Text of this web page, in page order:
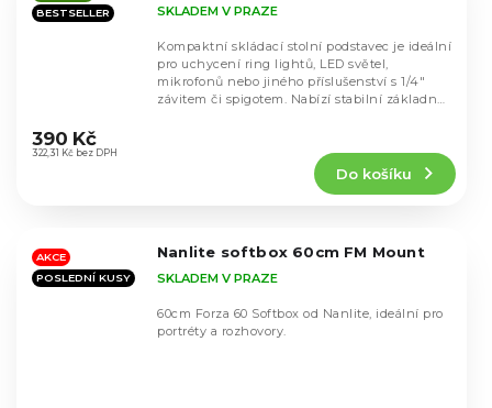
BESTSELLER
hodnocení
produktu
hvězdiček.
SKLADEM V PRAZE
322,31 Kč bez DPH
390 Kč
Do košíku
Kompaktní skládací stolní podstavec je ideální
pro uchycení ring lightů, LED světel,
mikrofonů nebo jiného příslušenství s 1/4"
závitem či spigotem. Nabízí stabilní základnu
AKCE
POSLEDNÍ KUSY
Nanlite softbox 60cm FM Mount
SKLADEM V PRAZE
60cm Forza 60 Softbox od Nanlite, ideální pro
portréty a rozhovory.